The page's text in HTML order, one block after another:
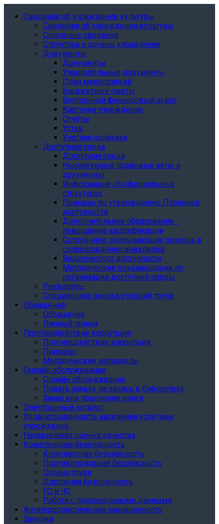
Сведения об учреждении культуры
Сведения об учреждении культуры
Основные сведения
Структура и органы управления
Документы
Документы
Учредительные документы
План мероприятий
Бюджетные сметы
Внутренний финансовый аудит
Карточка учреждения
Отчёты
Устав
Учетная политика
Доступная среда
Доступная среда
Нормативные правовые акты и
документы
Информация об официальных
структурах
Приказы по утверждению Порядков
доступности
Дополнительное образование -
повышение квалификации
Сотрудники, оказывающие помощь в
сопровождении инвалидов
Видеопаспорт доступности
Методические рекомендации по
организации доступной среды
Реквизиты
Специальная оценка условий труда
Обращения
Обращения
Личный прием
Противодействие коррупции
Противодействие коррупции
Приказы
Методические материалы
Онлайн обслуживание
Онлайн обслуживание
Подать заявку на запись в библиотеку
Заказ или продление книги
Электронный каталог
Удовлетворенность населения услугами
учреждения
Независимая оценка качества
Комплексная безопасность
Комплексная безопасность
Противопожарная безопасность
Охрана труда
Дорожная безопасность
ГО и ЧС
Работа с персональными данными
Антитеррористическая защищенность
Закупки